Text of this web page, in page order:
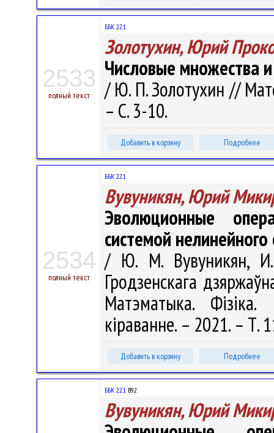
2533
полный текст
ББК 22.1
Золотухин, Юрий
Числовые множества
/ Ю. П. Золотухин //
– С. 3-10.
Добавить в корзину Подробнее
2534
полный текст
ББК 22.1
Вувуникян, Юрий
Эволюционные
системой
/ Ю. М. Вувуникян,
Гродзенскага
Матэматыка. Фізіка.
кіраванне. – 2021. –
Добавить в корзину Подробнее
ББК 22.1 В92
Вувуникян, Юрий